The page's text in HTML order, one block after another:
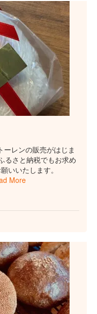
レンの販売がはじま
るさと納税でもお求め
いいたします。
More